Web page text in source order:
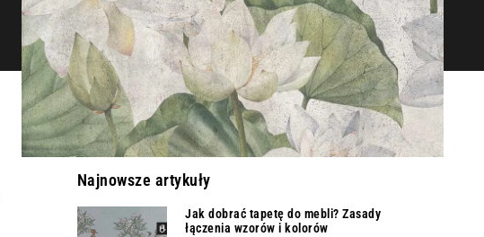
Najnowsze artykuły
Jak dobrać tapetę do mebli? Zasady
łączenia wzorów i kolorów